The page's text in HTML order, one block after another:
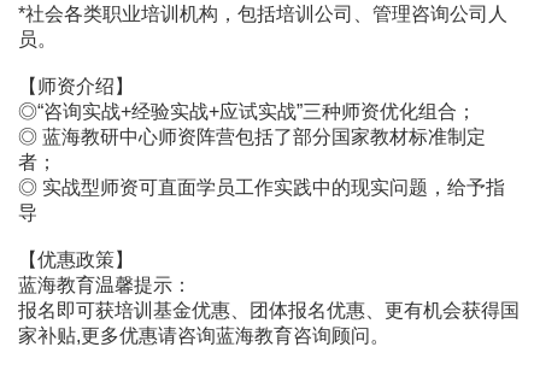
*社会各类职业培训机构，包括培训公司、管理咨询公司人
员。
【师资介绍】
◎“咨询实战+经验实战+应试实战”三种师资优化组合；
◎ 蓝海教研中心师资阵营包括了部分国家教材标准制定
者；
◎ 实战型师资可直面学员工作实践中的现实问题，给予指
导
【优惠政策】
蓝海教育温馨提示：
报名即可获培训基金优惠、团体报名优惠、更有机会获得国
家补贴,更多优惠请咨询蓝海教育咨询顾问。